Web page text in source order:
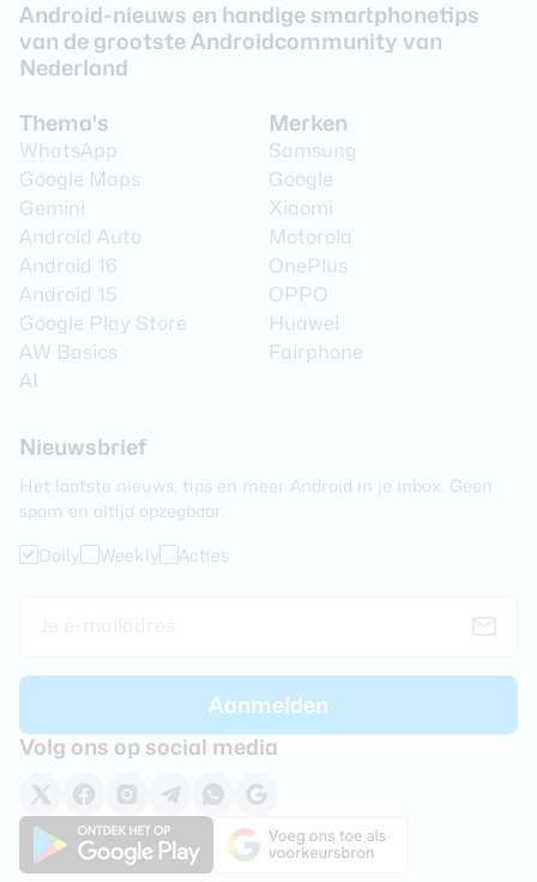
Android-nieuws en handige smartphonetips
van de grootste Androidcommunity van
Nederland
Thema's
WhatsApp
Google Maps
Gemini
Android Auto
Android 16
Android 15
Google Play Store
AW Basics
AI
Merken
Samsung
Google
Xiaomi
Motorola
OnePlus
OPPO
Huawei
Fairphone
Nieuwsbrief
Het laatste nieuws, tips en meer Android in je inbox. Geen
spam en altijd opzegbaar.
Daily Weekly Acties
Volg ons op social media